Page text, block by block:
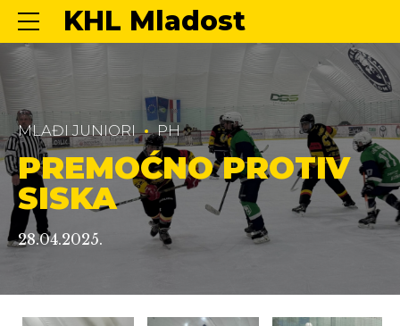
KHL Mladost
MLAĐI JUNIORI PH
PREMOĆNO PROTIV
SISKA
28.04.2025.